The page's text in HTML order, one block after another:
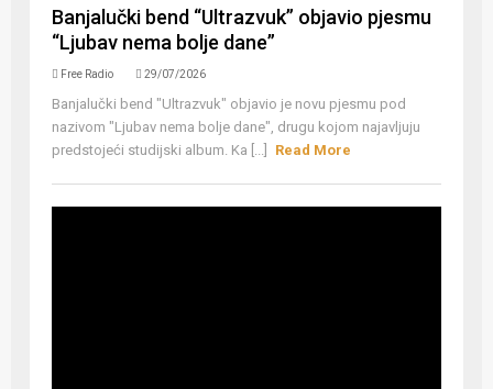
Banjalučki bend “Ultrazvuk” objavio pjesmu
“Ljubav nema bolje dane”
Free Radio 29/07/2026
Banjalučki bend "Ultrazvuk" objavio je novu pjesmu pod
nazivom "Ljubav nema bolje dane", drugu kojom najavljuju
predstojeći studijski album. Ka [...]
Read More